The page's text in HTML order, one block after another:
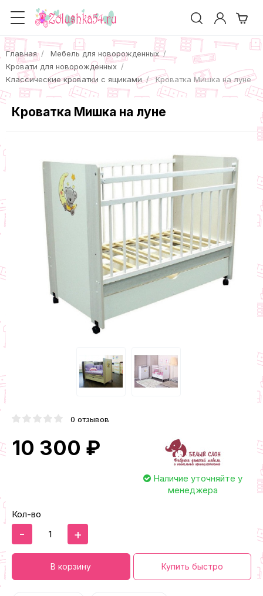
Главная
Мебель для новорожденных
Кровати для новорожденных
Классические кроватки с ящиками
Кроватка Мишка на луне
Кроватка Мишка на луне
0 отзывов
10 300 ₽
Наличие уточняйте у
менеджера
Кол-во
- +
В корзину Купить быстро